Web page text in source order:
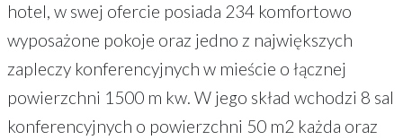
hotel, w swej ofercie posiada 234 komfortowo
wyposażone pokoje oraz jedno z największych
zapleczy konferencyjnych w mieście o łącznej
powierzchni 1500 m kw. W jego skład wchodzi 8 sal
konferencyjnych o powierzchni 50 m2 każda oraz